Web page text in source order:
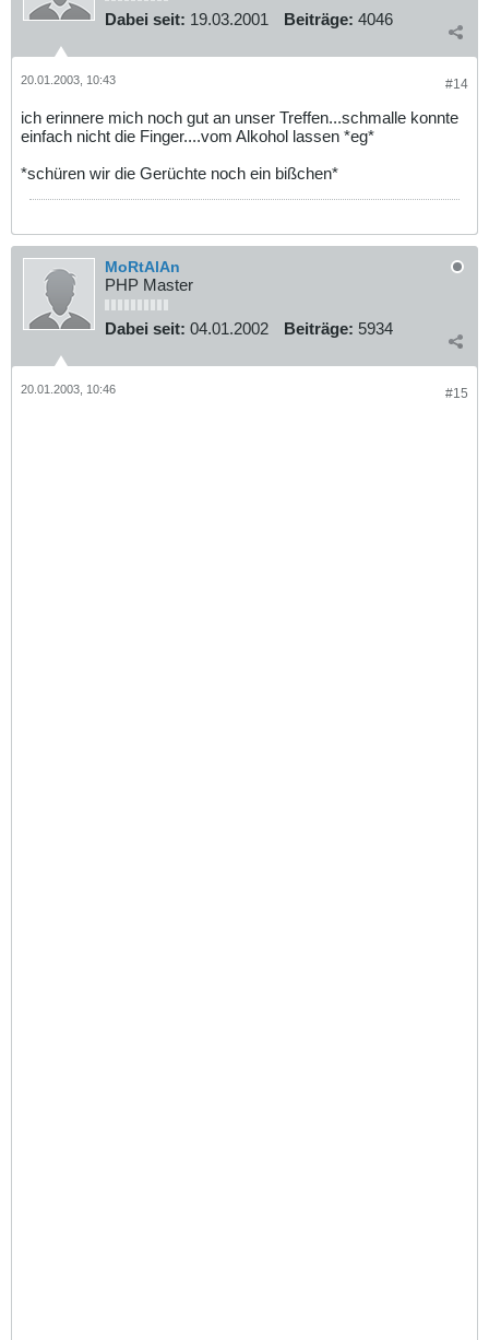
Dabei seit: 19.03.2001 Beiträge: 4046
#14
20.01.2003, 10:43
ich erinnere mich noch gut an unser Treffen...schmalle konnte
einfach nicht die Finger....vom Alkohol lassen *eg*
*schüren wir die Gerüchte noch ein bißchen*
MoRtAlAn
PHP Master
Dabei seit: 04.01.2002 Beiträge: 5934
#15
20.01.2003, 10:46